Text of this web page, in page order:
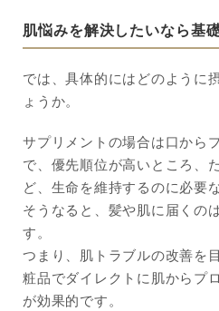
肌悩みを解決したいなら基
では、具体的にはどのように
ょうか。
サプリメントの場合は口から
で、優先順位が高いところ、
ど、生命を維持するのに必要
そうなると、髪や肌に届くの
す。
つまり、肌トラブルの改善を
粧品でダイレクトに肌からプ
が効果的です。